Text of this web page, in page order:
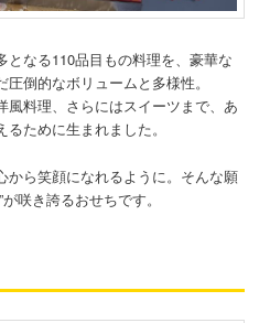
なる110品目もの料理を、豪華な
倒的なボリュームと多様性。
料理、さらにはスイーツまで、あ
ために生まれました。
から笑顔になれるように。そんな願
咲き誇るおせちです。